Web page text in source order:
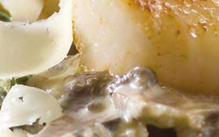
Desserts
Boissons